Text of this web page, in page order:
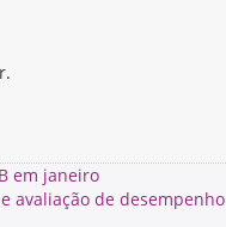
em janeiro
avaliação de desempenho